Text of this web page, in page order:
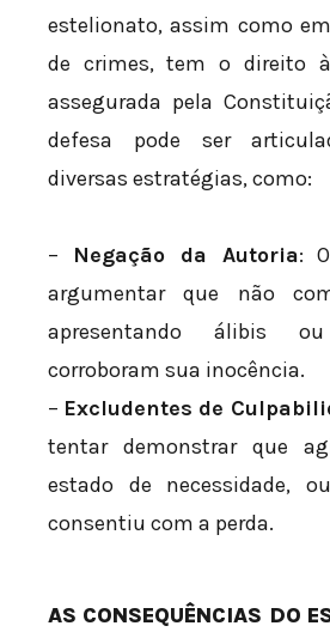
estelionato, assim como
de crimes, tem o direito
assegurada pela
defesa pode ser
diversas estratégias, como:
– Negação da Autoria:
argumentar que não
apresentando álibis
corroboram sua inocência.
– Excludentes de
tentar demonstrar que
estado de necessidade,
consentiu com a perda.
AS CONSEQUÊNCIAS DO